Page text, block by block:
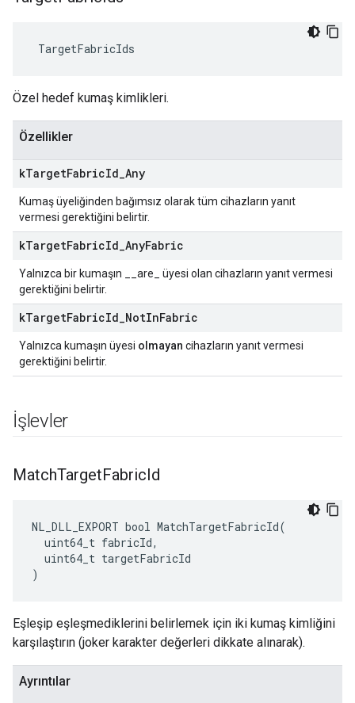
TargetFabricIds
Özel hedef kumaş kimlikleri.
Özellikler
kTargetFabricId Any
Kumaş üyeliğinden bağımsız olarak tüm cihazların yanıt
vermesi gerektiğini belirtir.
kTargetFabricId AnyFabric
Yalnızca bir kumaşın __are_ üyesi olan cihazların yanıt vermesi
gerektiğini belirtir.
kTargetFabricId NotInFabric
Yalnızca kumaşın üyesi olmayan cihazların yanıt vermesi
gerektiğini belirtir.
İşlevler
MatchTargetFabricId
NL_DLL_EXPORT bool MatchTargetFabricId(
  uint64_t fabricId,
  uint64_t targetFabricId
)
Eşleşip eşleşmediklerini belirlemek için iki kumaş kimliğini
karşılaştırın (joker karakter değerleri dikkate alınarak).
Ayrıntılar